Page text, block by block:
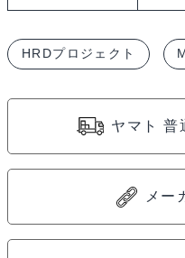
ェ
ト
タ
HRDプロジェクト
ヤマト 普
メー